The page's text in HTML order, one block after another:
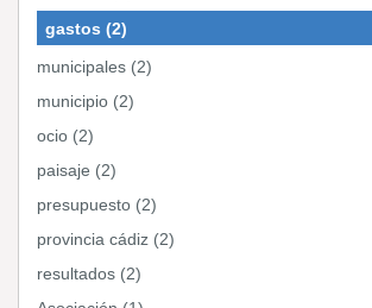
gastos (2)
municipales (2)
municipio (2)
ocio (2)
paisaje (2)
presupuesto (2)
provincia cádiz (2)
resultados (2)